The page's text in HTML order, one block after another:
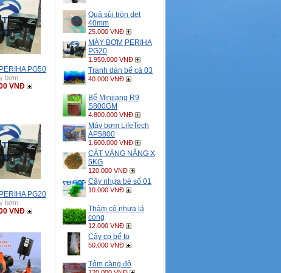
Quả sủi tròn dẹt
40mm
25.000 VNĐ
MÁY BƠM PERIHA
PG20
1.950.000 VNĐ
Tranh dán bể cá 03
40.000 VNĐ
Bể Minjiang R9
S800GM
4.800.000 VNĐ
Máy bơm LifeTech
AP5800
1.600.000 VNĐ
CÁT VÀNG NẮNG X
5KG
120.000 VNĐ
Cây nhựa bé số 01
10.000 VNĐ
Thảm cỏ nhựa lá
cong
12.000 VNĐ
Cây cọ bể to
50.000 VNĐ
Tôm càng đỏ
PG50
bơm
VNĐ
PG20
bơm
VNĐ